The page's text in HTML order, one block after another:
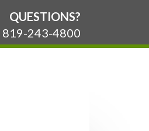
QUESTIONS?
819-243-4800